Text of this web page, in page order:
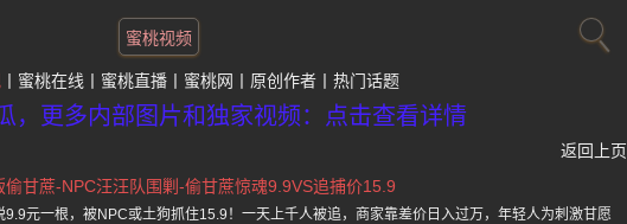
蜜桃视频
蜜桃在线 蜜桃直播 蜜桃网 原创作者 热门话题
，更多内部图片和独家视频：点击查看详情
返回上页
偷甘蔗-NPC汪汪队围剿-偷甘蔗惊魂9.9VS追捕价15.9
元一根，被NPC或土狗抓住15.9！一天上千人被追，商家靠差价日入过万，年轻人为刺激甘愿